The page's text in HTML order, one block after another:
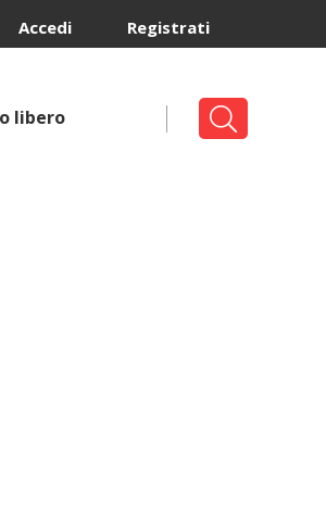
Registrati
Accedi
libero